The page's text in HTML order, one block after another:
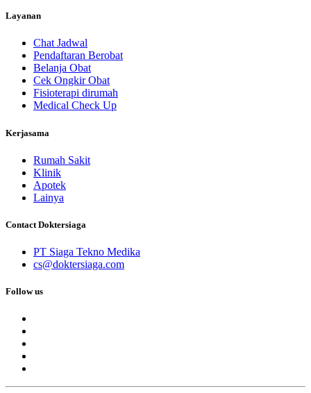
Layanan
Chat Jadwal
Pendaftaran Berobat
Belanja Obat
Cek Ongkir Obat
Fisioterapi dirumah
Medical Check Up
Kerjasama
Rumah Sakit
Klinik
Apotek
Lainya
Contact Doktersiaga
PT Siaga Tekno Medika
cs@doktersiaga.com
Follow us